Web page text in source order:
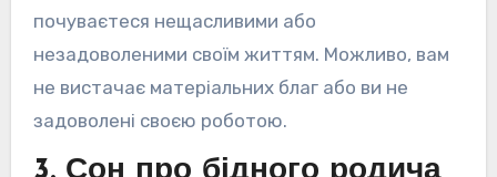
почуваєтеся нещасливими або
незадоволеними своїм життям. Можливо, вам
не вистачає матеріальних благ або ви не
задоволені своєю роботою.